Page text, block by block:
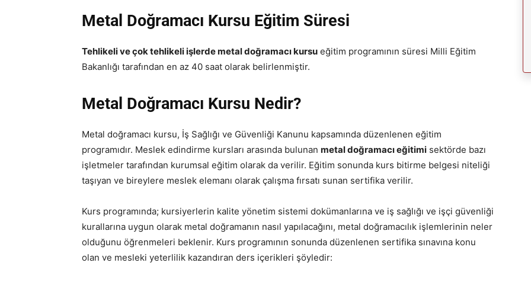
Metal Doğramacı Kursu Eğitim Süresi
Tehlikeli ve çok tehlikeli işlerde metal doğramacı kursu eğitim programının süresi Milli Eğitim
Bakanlığı tarafından en az 40 saat olarak belirlenmiştir.
Metal Doğramacı Kursu Nedir?
Metal doğramacı kursu, İş Sağlığı ve Güvenliği Kanunu kapsamında düzenlenen eğitim
programıdır. Meslek edindirme kursları arasında bulunan metal doğramacı eğitimi sektörde bazı
işletmeler tarafından kurumsal eğitim olarak da verilir. Eğitim sonunda kurs bitirme belgesi niteliği
taşıyan ve bireylere meslek elemanı olarak çalışma fırsatı sunan sertifika verilir.
Kurs programında; kursiyerlerin kalite yönetim sistemi dokümanlarına ve iş sağlığı ve işçi güvenliği
kurallarına uygun olarak metal doğramanın nasıl yapılacağını, metal doğramacılık işlemlerinin neler
olduğunu öğrenmeleri beklenir. Kurs programının sonunda düzenlenen sertifika sınavına konu
olan ve mesleki yeterlilik kazandıran ders içerikleri şöyledir: